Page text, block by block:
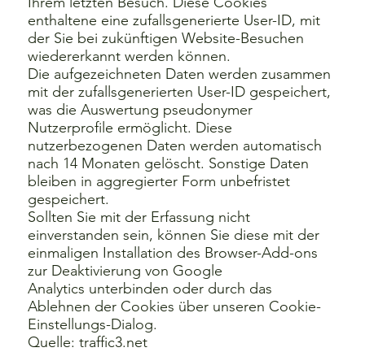
enthaltene eine zufallsgenerierte User-ID, mit
der Sie bei zukünftigen Website-Besuchen
wiedererkannt werden können.
Die aufgezeichneten Daten werden zusammen
mit der zufallsgenerierten User-ID gespeichert,
was die Auswertung pseudonymer
Nutzerprofile ermöglicht. Diese
nutzerbezogenen Daten werden automatisch
nach 14 Monaten gelöscht. Sonstige Daten
bleiben in aggregierter Form unbefristet
gespeichert.
Sollten Sie mit der Erfassung nicht
einverstanden sein, können Sie diese mit der
einmaligen Installation des Browser-Add-ons
zur Deaktivierung von Google
Analytics unterbinden oder durch das
Ablehnen der Cookies über unseren Cookie-
Einstellungs-Dialog.
Quelle: traffic3.net